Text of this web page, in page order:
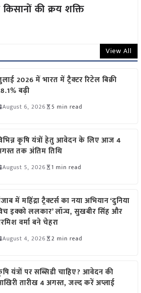
की क्रय शक्ति
View All
2026 में भारत में ट्रैक्टर रिटेल बिक्री
बढ़ी
August 6, 2026 5 min read
कृषि यंत्रों हेतु आवेदन के लिए आज 4
तक अंतिम तिथि
August 5, 2026 1 min read
में महिंद्रा ट्रैक्टर्स का नया अभियान ‘दुनिया
इक्को ललकार’ लॉन्च, सुखबीर सिंह और
वर्मा बने चेहरा
August 4, 2026 2 min read
यंत्रों पर सब्सिडी चाहिए? आवेदन की
तारीख 4 अगस्त, जल्द करें अप्लाई